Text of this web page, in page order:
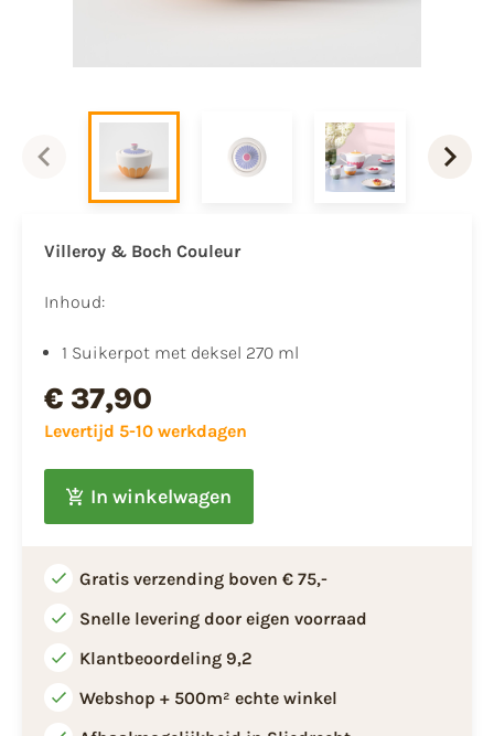
Villeroy & Boch Couleur
Inhoud:
1 Suikerpot met deksel 270 ml
€ 37,90
Levertijd 5-10 werkdagen
In winkelwagen
Gratis verzending boven € 75,-
Snelle levering door eigen voorraad
Klantbeoordeling 9,2
Webshop + 500m² echte winkel